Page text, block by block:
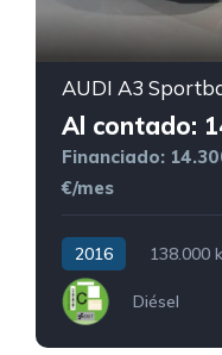
Al contado:
Financiado:
€/mes
2016 138.000
Diésel